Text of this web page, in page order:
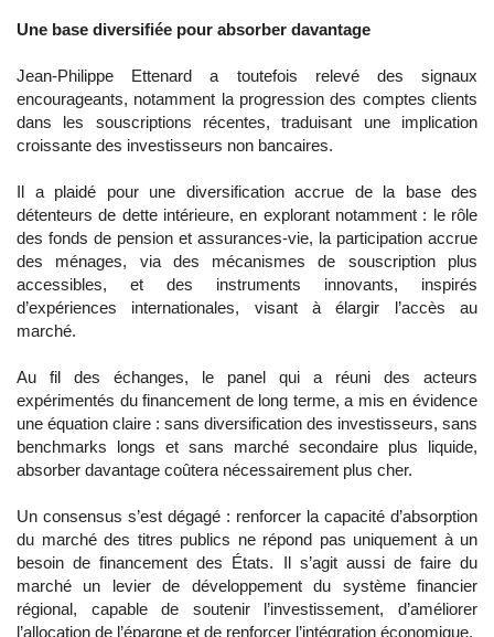
Une base diversifiée pour absorber davantage
Jean-Philippe Ettenard a toutefois relevé des signaux
encourageants, notamment la progression des comptes clients
dans les souscriptions récentes, traduisant une implication
croissante des investisseurs non bancaires.
Il a plaidé pour une diversification accrue de la base des
détenteurs de dette intérieure, en explorant notamment : le rôle
des fonds de pension et assurances-vie, la participation accrue
des ménages, via des mécanismes de souscription plus
accessibles, et des instruments innovants, inspirés
d’expériences internationales, visant à élargir l’accès au
marché.
Au fil des échanges, le panel qui a réuni des acteurs
expérimentés du financement de long terme, a mis en évidence
une équation claire : sans diversification des investisseurs, sans
benchmarks longs et sans marché secondaire plus liquide,
absorber davantage coûtera nécessairement plus cher.
Un consensus s’est dégagé : renforcer la capacité d’absorption
du marché des titres publics ne répond pas uniquement à un
besoin de financement des États. Il s’agit aussi de faire du
marché un levier de développement du système financier
régional, capable de soutenir l’investissement, d’améliorer
l’allocation de l’épargne et de renforcer l’intégration économique.